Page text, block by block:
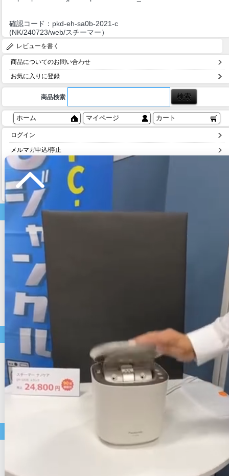
確認コード：pkd-eh-sa0b-2021-c
(NK/240723/web/スチーマー）
レビューを書く
商品についてのお問い合わせ
お気に入りに登録
商品検索
ホーム マイページ カート
ログイン
メルマガ申込/停止
特定商取引法に基づく表示
送料とお支払い方法について
個人情報の取扱いについて
家電商品
テレビ・周辺機器
電子レンジ
炊飯器
照明器具
空気清浄機
美容家電
掃除機
ホットプレート
コーヒーメーカー
中古パソコン・モバイル商品
店長おすすめ
セール
中古ノートパソコン
中古デスクトップパソコン
中古スマートフォン
アクセサリー類